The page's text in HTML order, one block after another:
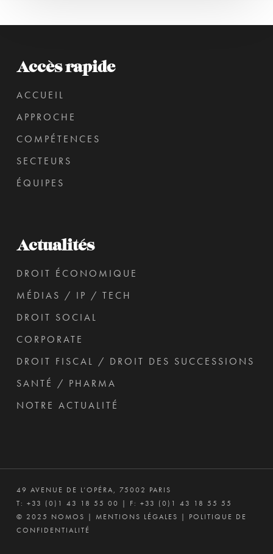
Accès rapide
ACCUEIL
APPROCHE
COMPÉTENCES
SECTEURS
ÉQUIPES
Actualités
DROIT ÉCONOMIQUE
MÉDIAS / IP / TECH
DROIT SOCIAL
CORPORATE
DROIT FISCAL / DROIT DES SUCCESSIONS
SANTÉ / PHARMA
NOTRE ACTUALITÉ
49 AVENUE DE L’OPÉRA, 75002 PARIS
T: +33 (0)1 43 18 55 00 | F: +33 (0)1 43 18 55 55
© 2025 NOMOS | MENTIONS LÉGALES | POLITIQUE DE
CONFIDENTIALITÉ